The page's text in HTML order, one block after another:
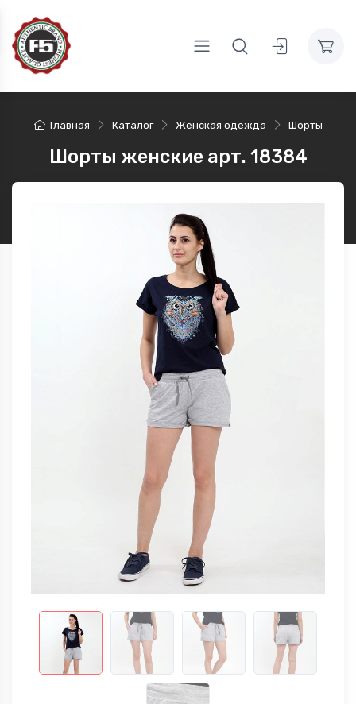
Главная Каталог Женская одежда Шорты
Шорты женские арт. 18384